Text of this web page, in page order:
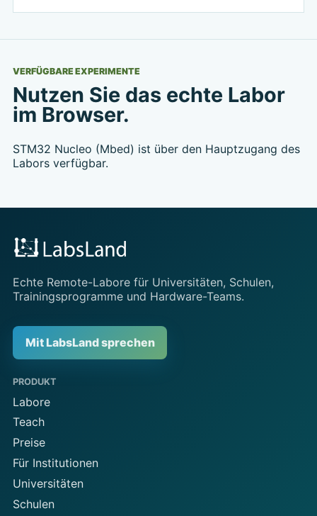
VERFÜGBARE EXPERIMENTE
Nutzen Sie das echte Labor
im Browser.
STM32 Nucleo (Mbed) ist über den Hauptzugang des
Labors verfügbar.
Echte Remote-Labore für Universitäten, Schulen,
Trainingsprogramme und Hardware-Teams.
Mit LabsLand sprechen
PRODUKT
Labore
Teach
Preise
Für Institutionen
Universitäten
Schulen